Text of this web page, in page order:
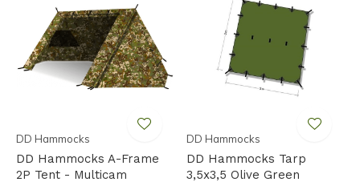
DD Hammocks
DD Hammocks A-Frame
2P Tent - Multicam
DD Hammocks
DD Hammocks Tarp
3,5x3,5 Olive Green